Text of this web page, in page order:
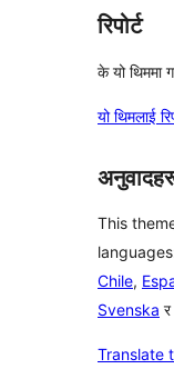
रिपोर्ट
के यो थिममा
यो थिमलाई
This
Chile,
Svenska र
Translate